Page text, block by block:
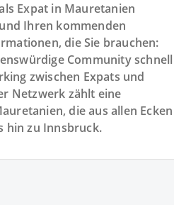
Expat in Mauretanien
Ihren kommenden
die Sie brauchen:
Community schnell
zwischen Expats und
Netzwerk zählt eine
die aus allen Ecken
hin zu Innsbruck.